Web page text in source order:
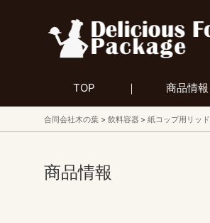
TOP 商品情報
合同会社木の葉 飲料容器 紙コップ用リッド
商品情報